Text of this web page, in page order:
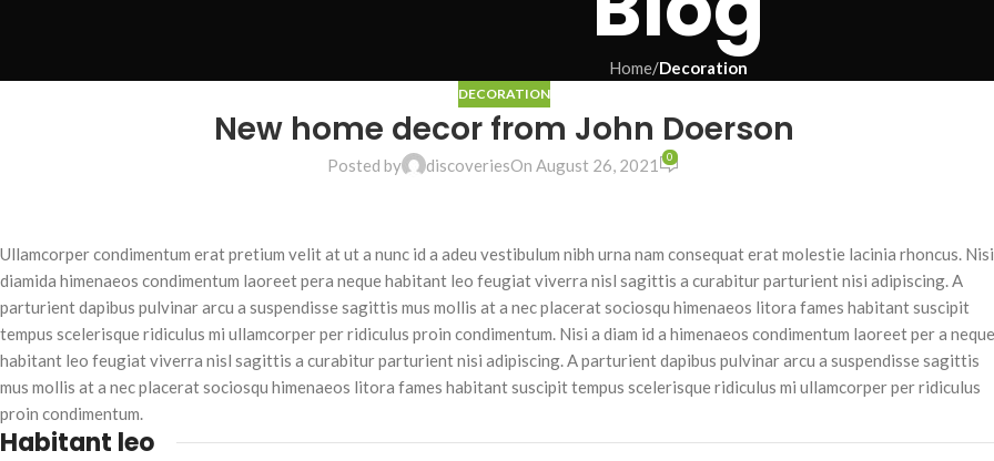
Home/Decoration
DECORATION
New home decor from John Doerson
Posted by discoveriesOn August 26, 2021 0
Ullamcorper condimentum erat pretium velit at ut a nunc id a adeu vestibulum nibh urna nam consequat erat molestie lacinia rhoncus.
diamida himenaeos condimentum laoreet pera neque habitant leo feugiat viverra nisl sagittis a curabitur parturient nisi adipiscing. A
parturient dapibus pulvinar arcu a suspendisse sagittis mus mollis at a nec placerat sociosqu himenaeos litora fames habitant suscipit
tempus scelerisque ridiculus mi ullamcorper per ridiculus proin condimentum. Nisi a diam id a himenaeos condimentum laoreet per a neque
habitant leo feugiat viverra nisl sagittis a curabitur parturient nisi adipiscing. A parturient dapibus pulvinar arcu a suspendisse sagittis
mus mollis at a nec placerat sociosqu himenaeos litora fames habitant suscipit tempus scelerisque ridiculus mi ullamcorper per ridiculus
proin condimentum.
Habitant leo